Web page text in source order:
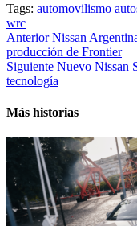
Tags: automovilismo
wrc
Post
navigation
AnteriorNissan
producción de Frontier
Siguiente Nuevo Nissan
tecnología
Más historias